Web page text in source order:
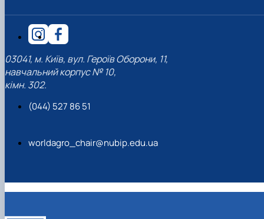
03041, м. Київ, вул. Героїв Оборони, 11,
навчальний корпус № 10,
кімн. 302.
(044) 527 86 51
worldagro_chair@nubip.edu.ua